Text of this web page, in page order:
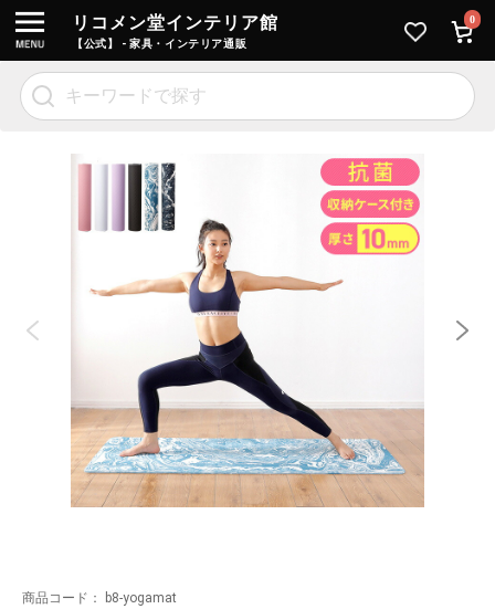
リコメン堂インテリア館
【公式】 - 家具・インテリア通販
0
商品コード： b8-yogamat